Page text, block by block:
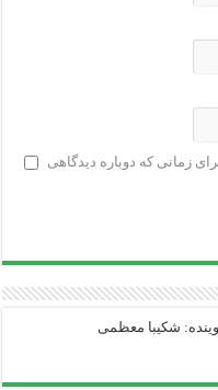
زمانی که دوباره دیدگاهی
شکیبا معظمی